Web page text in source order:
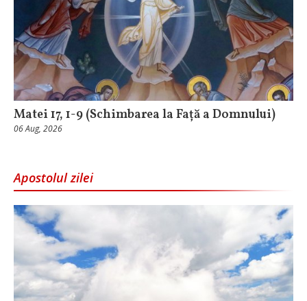
Matei 17, 1-9 (Schimbarea la Față a Domnului)
06 Aug, 2026
Apostolul zilei